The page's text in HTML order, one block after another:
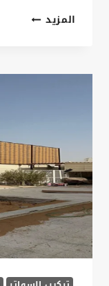
المزيدتركيب
بالدمام
ساتر
على
الجدار
في
الخبر